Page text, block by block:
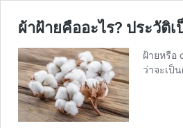
ผ้าฝ้ายคืออะไร? ประวัติ
ฝ้ายหรือ
ว่าจะเป็